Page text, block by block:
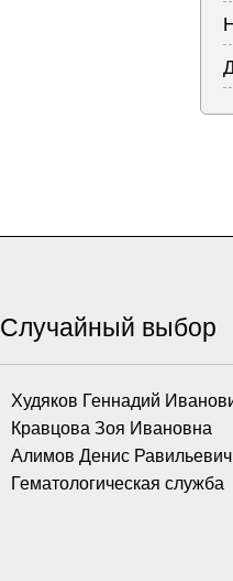
Случайный выбор
Худяков Геннадий
Кравцова Зоя Ивановна
Алимов Денис Равильевич
Гематологическая служба